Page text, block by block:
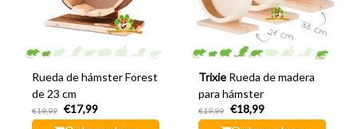
Rueda de hámster Forest
de 23 cm
€19,99
€17,99
Trixie Rueda de madera
para hámster
€19,99
€18,99